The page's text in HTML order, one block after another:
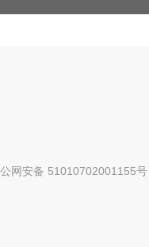
公网安备 51010702001155号